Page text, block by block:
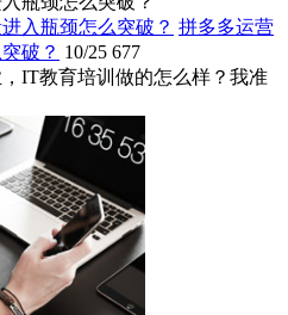
拼多多运营
破？ 10/25 677
IT教育培训做的怎么样？我准